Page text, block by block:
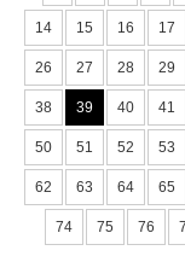
14 15 16 17
26 27 28 29
38 39 40 41
50 51 52 53
62 63 64 65
74 75 76